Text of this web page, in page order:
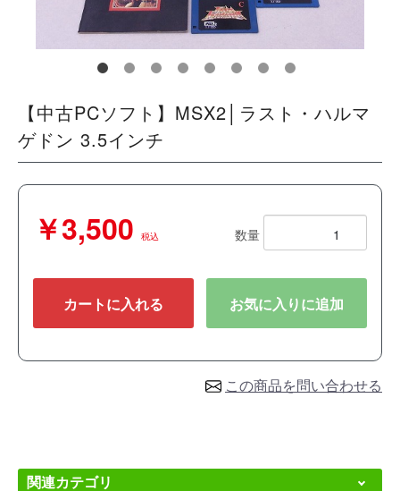
【中古PCソフト】MSX2│ラスト・ハルマ
ゲドン 3.5インチ
￥3,500 税込 数量
カートに入れる お気に入りに追加
この商品を問い合わせる
関連カテゴリ